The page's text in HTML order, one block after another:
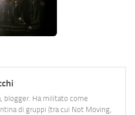
blogger. Ha militato come
di gruppi (tra cui Not Moving,